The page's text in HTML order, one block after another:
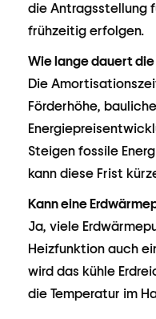
die Antragsstellung
frühzeitig erfolgen.
Wie lange dauert
Die
Förderhöhe,
Steigen fossile
kann diese Frist
Kann eine
Ja, viele
Heizfunktion auch
wird das kühle
die Temperatur im